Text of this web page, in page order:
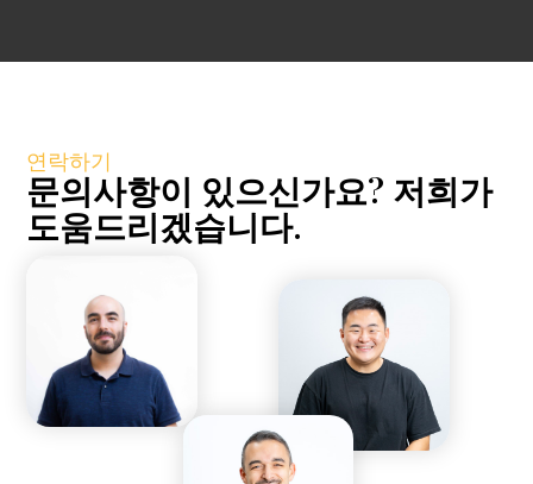
연락하기
문의사항이 있으신가요? 저희가
도움드리겠습니다.